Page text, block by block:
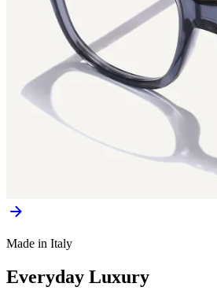
Made in Italy
Everyday Luxury